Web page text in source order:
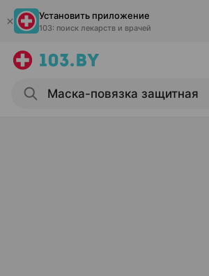
Установить приложение
103: поиск лекарств и врачей